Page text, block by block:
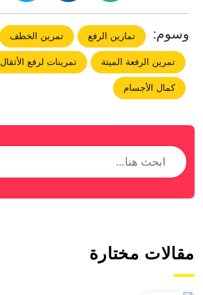
وسوم: تمارين الرفع تمرين الخطف
تمرين الرفعة الميتة تمرينات لرفع الأثقال
كمال الأجسام
مقالات مختارة